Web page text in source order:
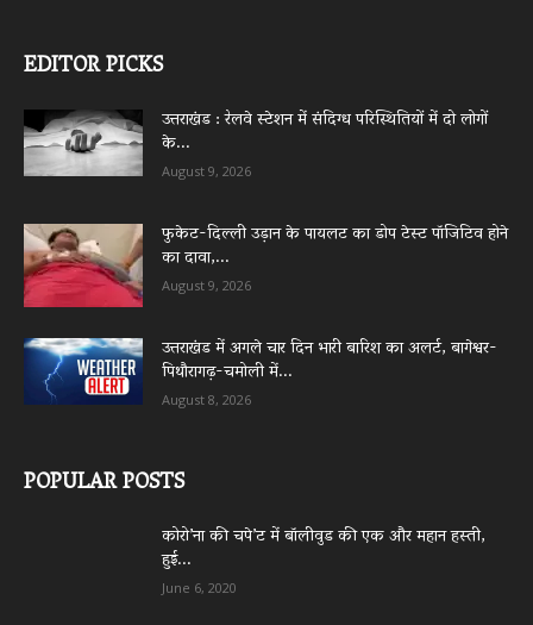
EDITOR PICKS
उत्तराखंड : रेलवे स्टेशन में संदिग्ध परिस्थितियों में दो लोगों
के...
August 9, 2026
फुकेट-दिल्ली उड़ान के पायलट का डोप टेस्ट पॉजिटिव होने
का दावा,...
August 9, 2026
उत्तराखंड में अगले चार दिन भारी बारिश का अलर्ट, बागेश्वर-
पिथौरागढ़-चमोली में...
August 8, 2026
POPULAR POSTS
कोरो’ना की चपे’ट में बॉलीवुड की एक और महान हस्ती,
हुई...
June 6, 2020